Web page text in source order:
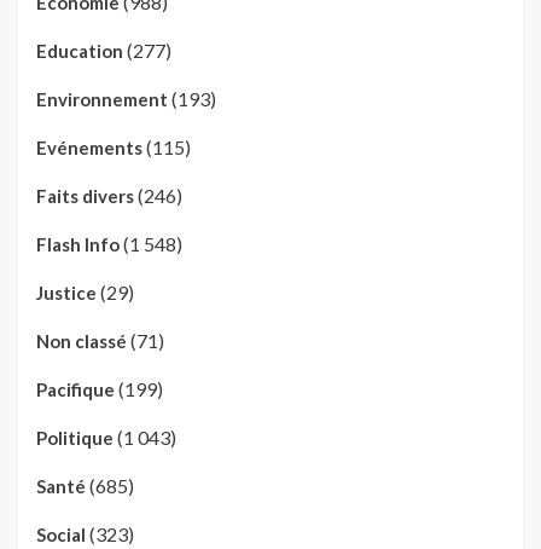
Education (277)
Environnement (193)
Evénements(115)
Faits divers(246)
Flash Info(1 548)
Justice (29)
Non classé (71)
Pacifique (199)
Politique (1 043)
Santé (685)
Social (323)